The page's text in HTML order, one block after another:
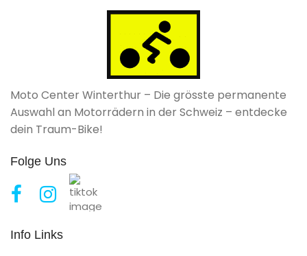
Moto Center Winterthur – Die grösste permanente
Auswahl an Motorrädern in der Schweiz – entdecke
dein Traum-Bike!
Folge Uns
Info Links